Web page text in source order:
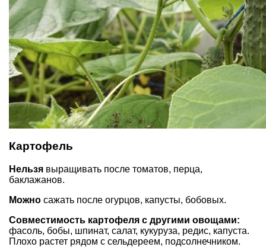
Картофель
Нельзя выращивать после томатов, перца,
баклажанов.
Можно сажать после огурцов, капусты, бобовых.
Совместимость картофеля с другими овощами:
фасоль, бобы, шпинат, салат, кукуруза, редис, капуста.
Плохо растет рядом с сельдереем, подсолнечником.